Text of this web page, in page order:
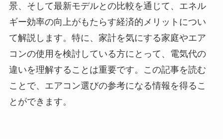
景、そして最新モデルとの比較を通じて、エネル
ギー効率の向上がもたらす経済的メリットについ
て解説します。特に、家計を気にする家庭やエア
コンの使用を検討している方にとって、電気代の
違いを理解することは重要です。この記事を読む
ことで、エアコン選びの参考になる情報を得るこ
とができます。